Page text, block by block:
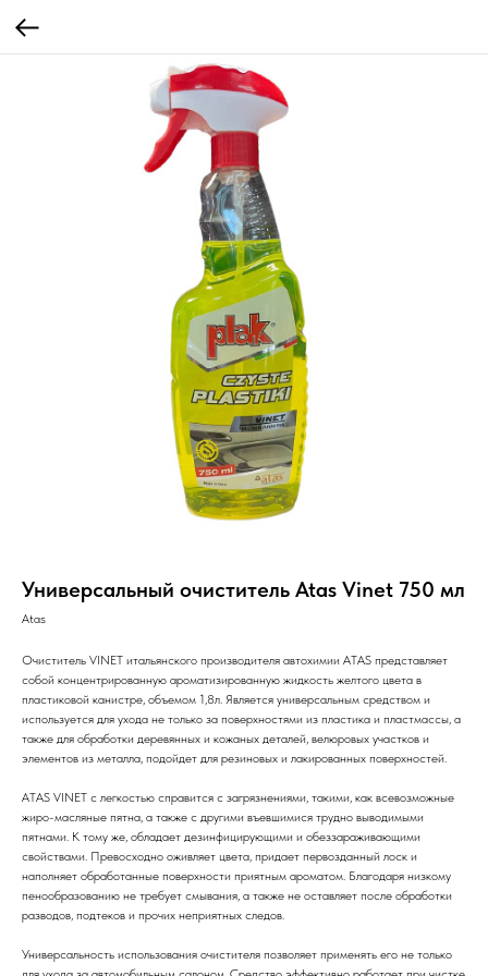
Универсальный очиститель Atas Vinet 750 мл
Atas
Очиститель VINET итальянского производителя автохимии ATAS представляет
собой концентрированную ароматизированную жидкость желтого цвета в
пластиковой канистре, объемом 1,8л. Является универсальным средством и
используется для ухода не только за поверхностями из пластика и пластмассы, а
также для обработки деревянных и кожаных деталей, велюровых участков и
элементов из металла, подойдет для резиновых и лакированных поверхностей.
ATAS VINET с легкостью справится с загрязнениями, такими, как всевозможные
жиро-масляные пятна, а также с другими въевшимися трудно выводимыми
пятнами. К тому же, обладает дезинфицирующими и обеззараживающими
свойствами. Превосходно оживляет цвета, придает первозданный лоск и
наполняет обработанные поверхности приятным ароматом. Благодаря низкому
пенообразованию не требует смывания, а также не оставляет после обработки
разводов, подтеков и прочих неприятных следов.
Универсальность использования очистителя позволяет применять его не только